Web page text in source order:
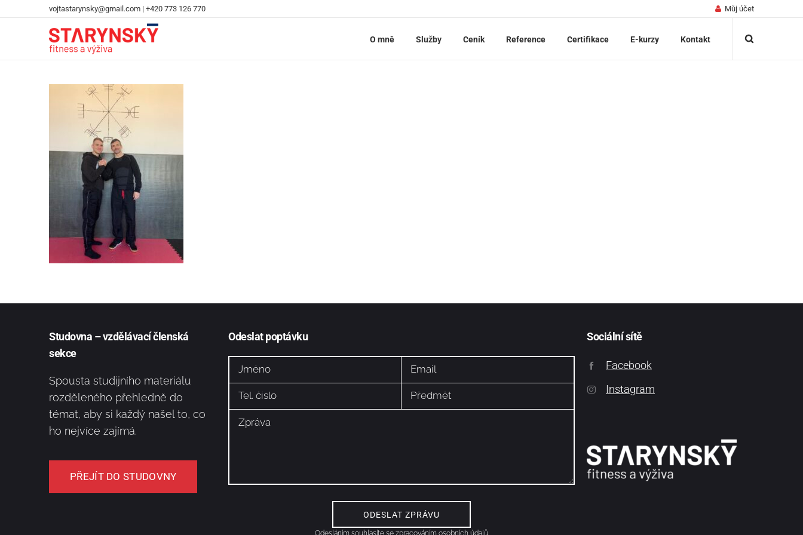
vojtastarynsky@gmail.com | +420 773 126 770 Můj účet
O mně Služby Ceník Reference Certifikace E-kurzy Kontakt
Studovna – vzdělávací členská
sekce
Spousta studijního materiálu
rozděleného přehledně do
témat, aby si každý našel to, co
ho nejvíce zajímá.
PŘEJÍT DO STUDOVNY
Odeslat poptávku Sociální sítě
Facebook
Instagram